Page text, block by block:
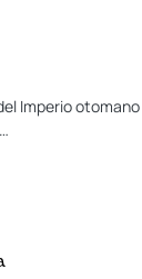
Imperio